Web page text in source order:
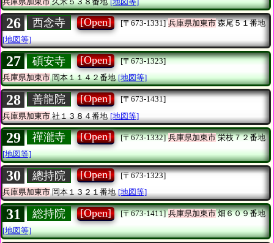
26 西念寺 [Open] [〒673-1331] 兵庫県加東市森尾５１番地
[地図等]
27 碩安寺 [Open]
[〒673-1323]
兵庫県加東市岡本１１４２番地 [地図等]
28 善龍院 [Open]
[〒673-1431]
兵庫県加東市 社１３８４番地 [地図等]
29 禪瀧寺 [Open] [〒673-1332] 兵庫県加東市栄枝７２番地
[地図等]
30 總持院 [Open]
[〒673-1323]
兵庫県加東市岡本１３２１番地 [地図等]
31 総持院 [Open] [〒673-1411] 兵庫県加東市畑６０９番地
[地図等]